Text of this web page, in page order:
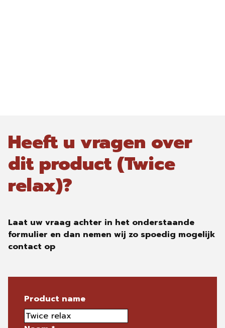
Heeft u vragen over
dit product (Twice
relax)?
Laat uw vraag achter in het onderstaande
formulier en dan nemen wij zo spoedig mogelijk
contact op
Product name